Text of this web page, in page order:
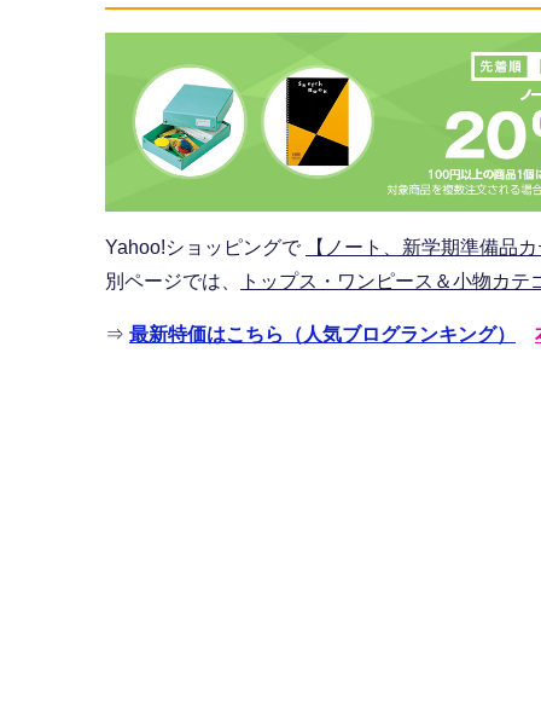
Yahoo!ショッピングで
【ノート、新学期準備品
別ページでは、
トップス・ワンピース＆小物カ
⇒ 最新特価はこちら（人気ブログランキング）